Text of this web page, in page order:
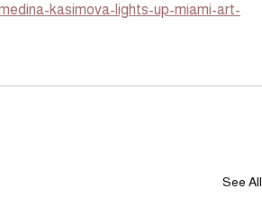
kasimova-lights-up-miami-art-
See All